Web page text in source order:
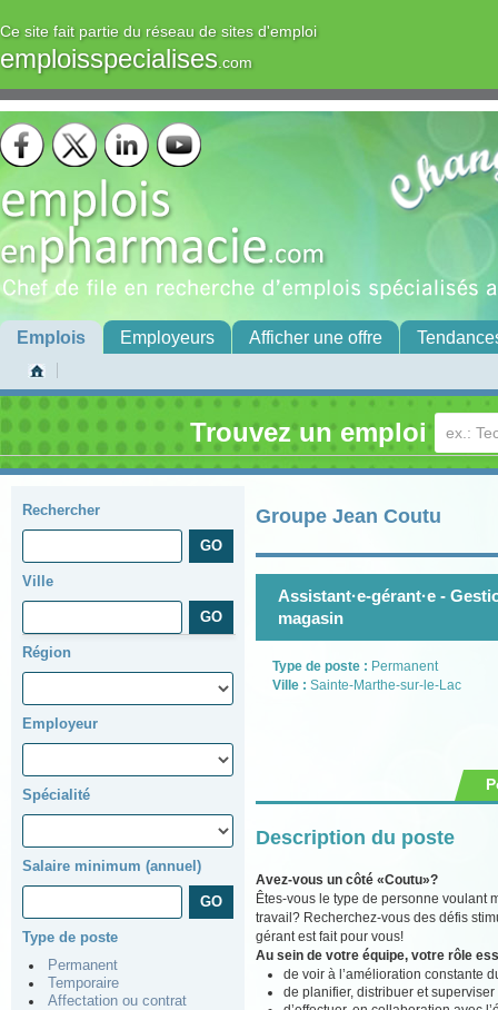
Ce site fait partie du réseau de sites d'emploi
emploisspecialises.com
Emplois Employeurs Afficher une offre
Trouvez un emploi
Rechercher
Ville
Région
Employeur
Spécialité
Salaire minimum (annuel)
Type de poste
Permanent
Temporaire
Affectation ou contrat
Groupe Jean Coutu
Assistant·e-gérant·e -
magasin
Type de poste : Permanent
Ville : Sainte-Marthe-sur-le-Lac
Description du poste
Avez-vous un côté «Coutu»?
Êtes-vous le type de personne voulant
travail? Recherchez-vous des défis
gérant est fait pour vous!
Au sein de votre équipe, votre rôle
de voir à l’amélioration constante
de planifier, distribuer et